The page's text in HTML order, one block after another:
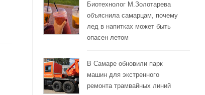
Биотехнолог М.Золотарева
объяснила самарцам, почему
лед в напитках может быть
опасен летом
В Самаре обновили парк
машин для экстренного
ремонта трамвайных линий